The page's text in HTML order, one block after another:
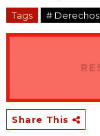
Tags #
Share This